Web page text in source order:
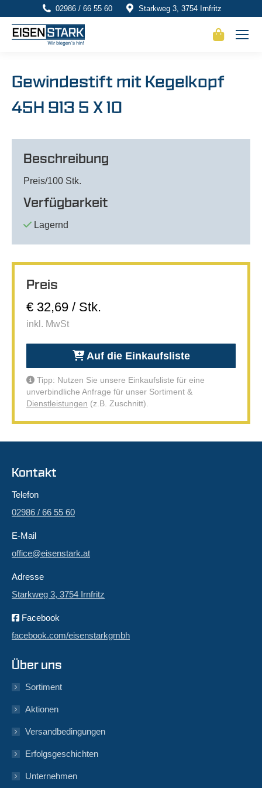
02986 / 66 55 60 Starkweg 3, 3754 Irnfritz
Gewindestift mit Kegelkopf
45H 913 5 X 10
Beschreibung
Preis/100 Stk.
Verfügbarkeit
Lagernd
Preis
€ 32,69 / Stk.
inkl. MwSt
Auf die Einkaufsliste
Tipp: Nutzen Sie unsere Einkaufsliste für eine
unverbindliche Anfrage für unser Sortiment &
Dienstleistungen (z.B. Zuschnitt).
Kontakt
Telefon
02986 / 66 55 60
E-Mail
office@eisenstark.at
Adresse
Starkweg 3, 3754 Irnfritz
Facebook
facebook.com/eisenstarkgmbh
Über uns
Sortiment
Aktionen
Versandbedingungen
Erfolgsgeschichten
Unternehmen